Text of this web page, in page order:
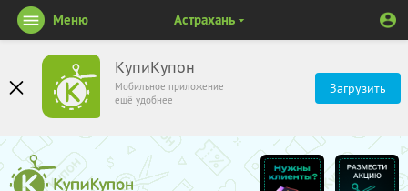
КупиКупон
Мобильное приложение
ещё удобнее
Загрузить
Меню Астрахань